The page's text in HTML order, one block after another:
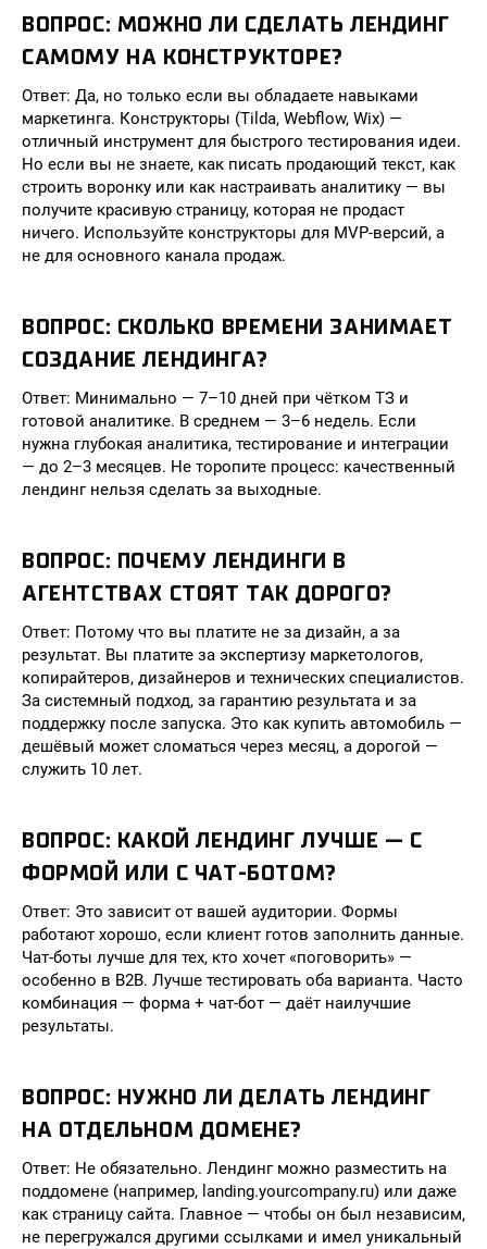
ВОПРОС: МОЖНО ЛИ СДЕЛАТЬ ЛЕНДИНГ
САМОМУ НА КОНСТРУКТОРЕ?
Ответ: Да, но только если вы обладаете навыками
маркетинга. Конструкторы (Tilda, Webflow, Wix) —
отличный инструмент для быстрого тестирования идеи.
Но если вы не знаете, как писать продающий текст, как
строить воронку или как настраивать аналитику — вы
получите красивую страницу, которая не продаст
ничего. Используйте конструкторы для MVP-версий, а
не для основного канала продаж.
ВОПРОС: СКОЛЬКО ВРЕМЕНИ ЗАНИМАЕТ
СОЗДАНИЕ ЛЕНДИНГА?
Ответ: Минимально — 7–10 дней при чётком ТЗ и
готовой аналитике. В среднем — 3–6 недель. Если
нужна глубокая аналитика, тестирование и интеграции
— до 2–3 месяцев. Не торопите процесс: качественный
лендинг нельзя сделать за выходные.
ВОПРОС: ПОЧЕМУ ЛЕНДИНГИ В
АГЕНТСТВАХ СТОЯТ ТАК ДОРОГО?
Ответ: Потому что вы платите не за дизайн, а за
результат. Вы платите за экспертизу маркетологов,
копирайтеров, дизайнеров и технических специалистов.
За системный подход, за гарантию результата и за
поддержку после запуска. Это как купить автомобиль —
дешёвый может сломаться через месяц, а дорогой —
служить 10 лет.
ВОПРОС: КАКОЙ ЛЕНДИНГ ЛУЧШЕ — С
ФОРМОЙ ИЛИ С ЧАТ-БОТОМ?
Ответ: Это зависит от вашей аудитории. Формы
работают хорошо, если клиент готов заполнить данные.
Чат-боты лучше для тех, кто хочет «поговорить» —
особенно в B2B. Лучше тестировать оба варианта. Часто
комбинация — форма + чат-бот — даёт наилучшие
результаты.
ВОПРОС: НУЖНО ЛИ ДЕЛАТЬ ЛЕНДИНГ
НА ОТДЕЛЬНОМ ДОМЕНЕ?
Ответ: Не обязательно. Лендинг можно разместить на
поддомене (например, landing.yourcompany.ru) или даже
как страницу сайта. Главное — чтобы он был независим,
не перегружался другими ссылками и имел уникальный